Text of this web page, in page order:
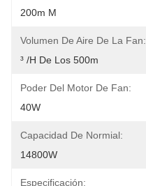
200m M
Volumen De Aire De La Fan:
³ /h De Los 500m
Poder Del Motor De Fan:
40W
Capacidad De Normial:
14800W
Especificación: